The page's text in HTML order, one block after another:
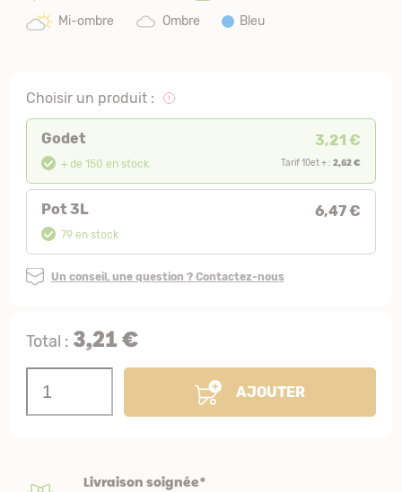
Mi-ombre
Ombre Bleu
Choisir un produit :
Godet 3,21 €
+ de 150 en stock Tarif 10et + :2,62 €
Pot 3L 6,47 €
79 en stock
Un conseil, une question ? Contactez-nous
Total : 3,21 €
AJOUTER
Livraison soignée*